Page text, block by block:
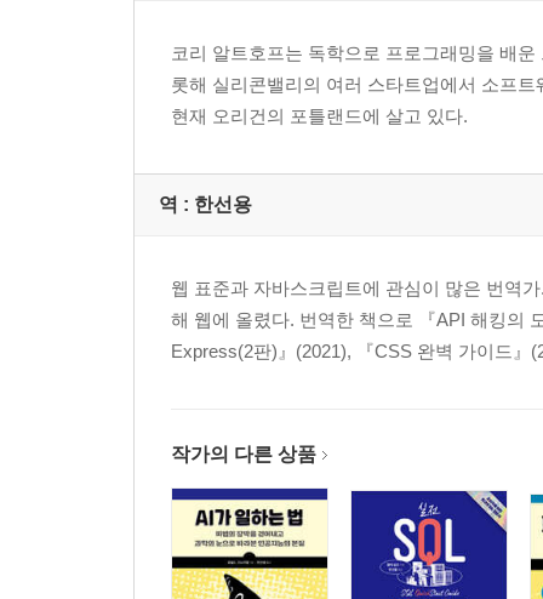
코리 알트호프는 독학으로 프로그래밍을 배
롯해 실리콘밸리의 여러 스타트업에서 소프
현재 오리건의 포틀랜드에 살고 있다.
역 : 한선용
웹 표준과 자바스크립트에 관심이 많은 번역
해 웹에 올렸다. 번역한 책으로 『API 해킹의
Express(2판)』(2021), 『CSS 완벽 가이드』
작가의 다른 상품